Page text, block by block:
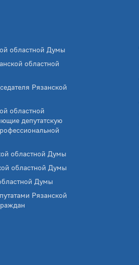
областной Думы
областной
Рязанской
областной
депутатскую
областной Думы
областной Думы
Думы
Рязанской